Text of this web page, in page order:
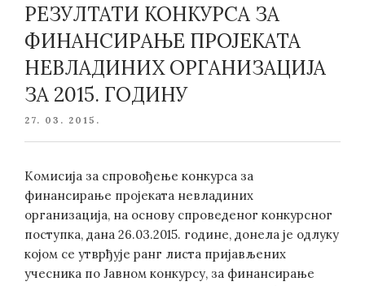
РЕЗУЛТАТИ КОНКУРСА ЗА
ФИНАНСИРАЊЕ ПРОЈЕКАТА
НЕВЛАДИНИХ ОРГАНИЗАЦИЈА
ЗА 2015. ГОДИНУ
POSTED
27. 03. 2015.
Комисија за спровођење конкурса за
финансирање пројеката невладиних
организација, на основу спроведеног конкурсног
поступка, дана 26.03.2015. године, донела је одлуку
којом се утврђује ранг листа пријављених
учесника по Јавном конкурсу, за финансирање